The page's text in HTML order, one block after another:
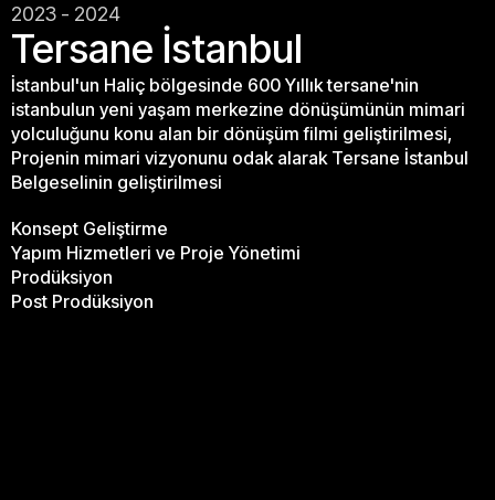
2023 - 2024
Tersane İstanbul
İstanbul'un Haliç bölgesinde 600 Yıllık tersane'nin
istanbulun yeni yaşam merkezine dönüşümünün mimari
yolculuğunu konu alan bir dönüşüm filmi geliştirilmesi,
Projenin mimari vizyonunu odak alarak Tersane İstanbul
Belgeselinin geliştirilmesi
Konsept Geliştirme
Yapım Hizmetleri ve Proje Yönetimi
Prodüksiyon
Post Prodüksiyon